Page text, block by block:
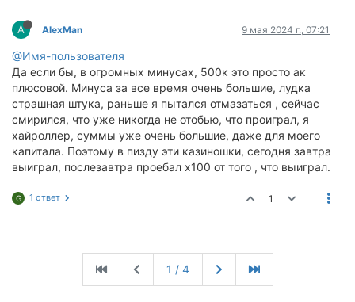
A AlexMan 9 мая 2024 г., 07:21
@Имя-пользователя
Да если бы, в огромных минусах, 500к это просто ак
плюсовой. Минуса за все время очень большие, лудка
страшная штука, раньше я пытался отмазаться , сейчас
смирился, что уже никогда не отобью, что проиграл, я
хайроллер, суммы уже очень большие, даже для моего
капитала. Поэтому в пизду эти казиношки, сегодня завтра
выиграл, послезавтра проебал х100 от того , что выиграл.
G 1 ответ 1
1 / 4